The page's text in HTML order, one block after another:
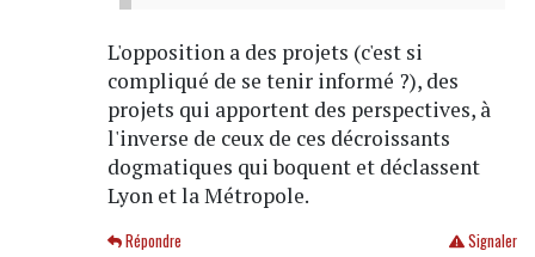
L'opposition a des projets (c'est si
compliqué de se tenir informé ?), des
projets qui apportent des perspectives, à
l'inverse de ceux de ces décroissants
dogmatiques qui boquent et déclassent
Lyon et la Métropole.
Signaler
Répondre